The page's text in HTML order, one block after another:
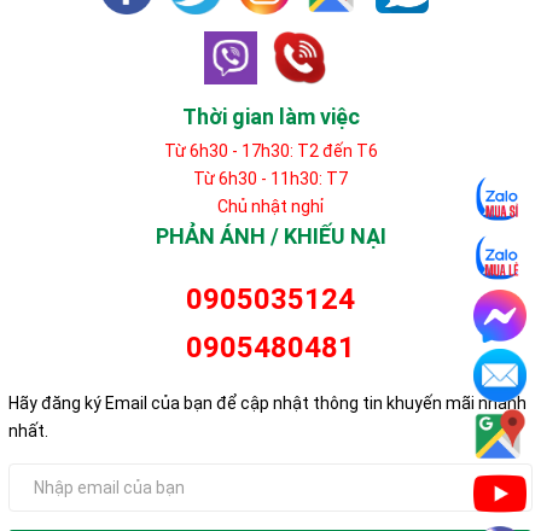
Thời gian làm việc
Từ 6h30 - 17h30: T2 đến T6
Từ 6h30 - 11h30: T7
Chủ nhật nghỉ
PHẢN ÁNH / KHIẾU NẠI
0905035124
0905480481
Hãy đăng ký Email của bạn để cập nhật thông tin khuyến mãi nhanh
nhất.